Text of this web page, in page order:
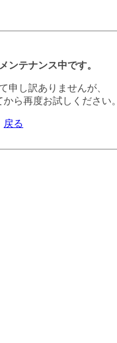
ンテナンス中です。
申し訳ありませんが、
ら再度お試しください。
戻る